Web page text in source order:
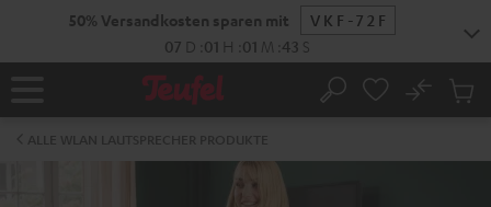
50% Versandkosten sparen mit
VKF-72F
07 D 01 H 01 M 43 S
Startseite Suche
No